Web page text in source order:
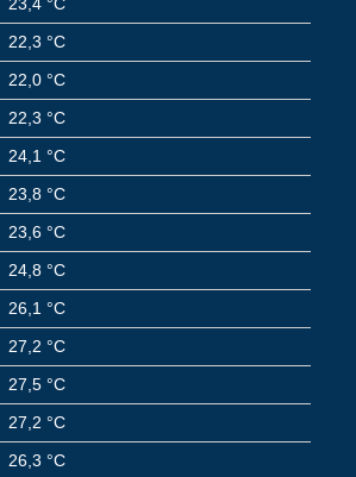
22,3 °C
22,0 °C
22,3 °C
24,1 °C
23,8 °C
23,6 °C
24,8 °C
26,1 °C
27,2 °C
27,5 °C
27,2 °C
26,3 °C